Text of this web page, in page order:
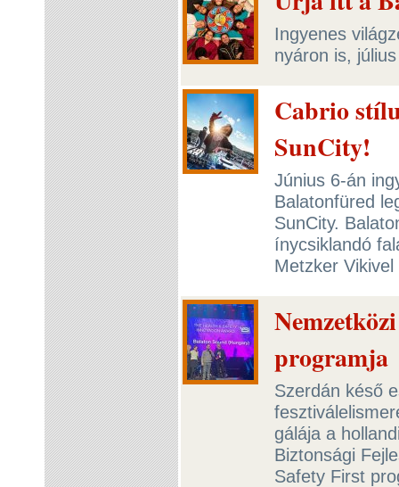
Ingyenes
nyáron is,
Cabrio
SunCity!
Június 6-án
Balatonfüred
SunCity.
ínycsiklandó
Metzker
programja
Szerdán késő
gálája a
Biztonsági
Safety First